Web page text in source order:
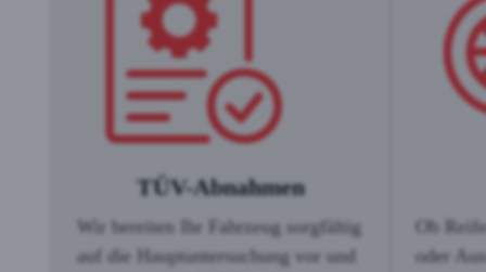
TÜV-Abnahmen
Wir bereiten Ihr Fahrzeug sorgfältig
auf die Hauptuntersuchung vor und
Ob
oder